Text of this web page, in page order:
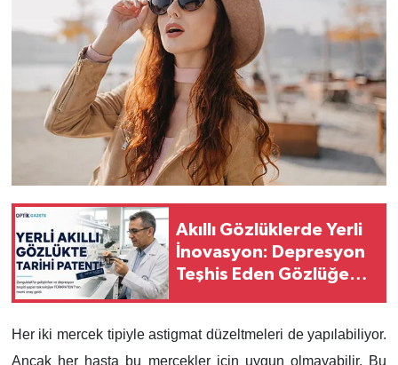
Akıllı Gözlüklerde Yerli
İnovasyon: Depresyon
Teşhis Eden Gözlüğe
Her iki mercek tipiyle astigmat düzeltmeleri de yapılabiliyor.
Ancak her hasta bu mercekler için uygun olmayabilir. Bu